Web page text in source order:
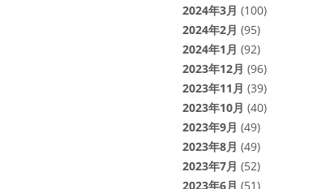
2024年3月 (100)
2024年2月 (95)
2024年1月 (92)
2023年12月 (96)
2023年11月 (39)
2023年10月 (40)
2023年9月 (49)
2023年8月 (49)
2023年7月 (52)
2023年6月 (51)